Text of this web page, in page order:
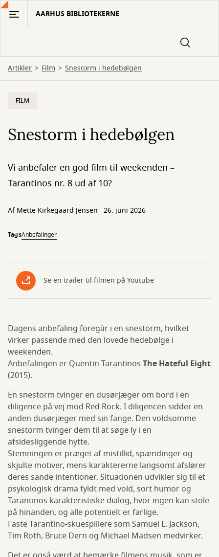
Gå
hovedindhold
AARHUS BIBLIOTEKERNE
Artikler Film Snestorm i hedebølgen
FILM
Snestorm i hedebølgen
Vi anbefaler en god film til weekenden –
Tarantinos nr. 8 ud af 10?
AfMette Kirkegaard Jensen 26. juni 2026
TagsAnbefalinger
Se en trailer til filmen på Youtube
Dagens anbefaling foregår i en snestorm, hvilket
virker passende med den lovede hedebølge i
weekenden.
Anbefalingen er Quentin Tarantinos The Hateful Eight
(2015).
En snestorm tvinger en dusørjæger om bord i en
diligence på vej mod Red Rock. I diligencen sidder en
anden dusørjæger med sin fange. Den voldsomme
snestorm tvinger dem til at søge ly i en
afsidesliggende hytte.
Stemningen er præget af mistillid, spændinger og
skjulte motiver, mens karaktererne langsomt afslører
deres sande intentioner. Situationen udvikler sig til et
psykologisk drama fyldt med vold, sort humor og
Tarantinos karakteristiske dialog, hvor ingen kan stole
på hinanden, og alle potentielt er farlige.
Faste Tarantino-skuespillere som Samuel L. Jackson,
Tim Roth, Bruce Dern og Michael Madsen medvirker.